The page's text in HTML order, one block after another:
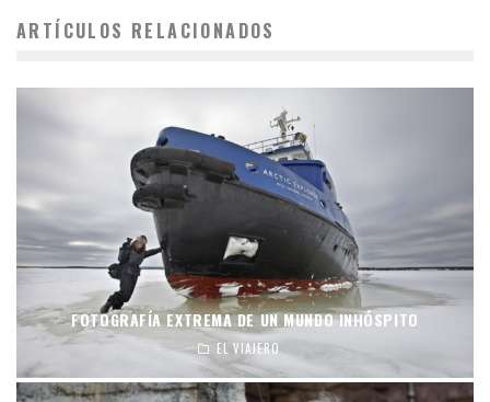
ARTÍCULOS RELACIONADOS
FOTOGRAFÍA EXTREMA DE UN MUNDO INHÓSPITO
EL VIAJERO